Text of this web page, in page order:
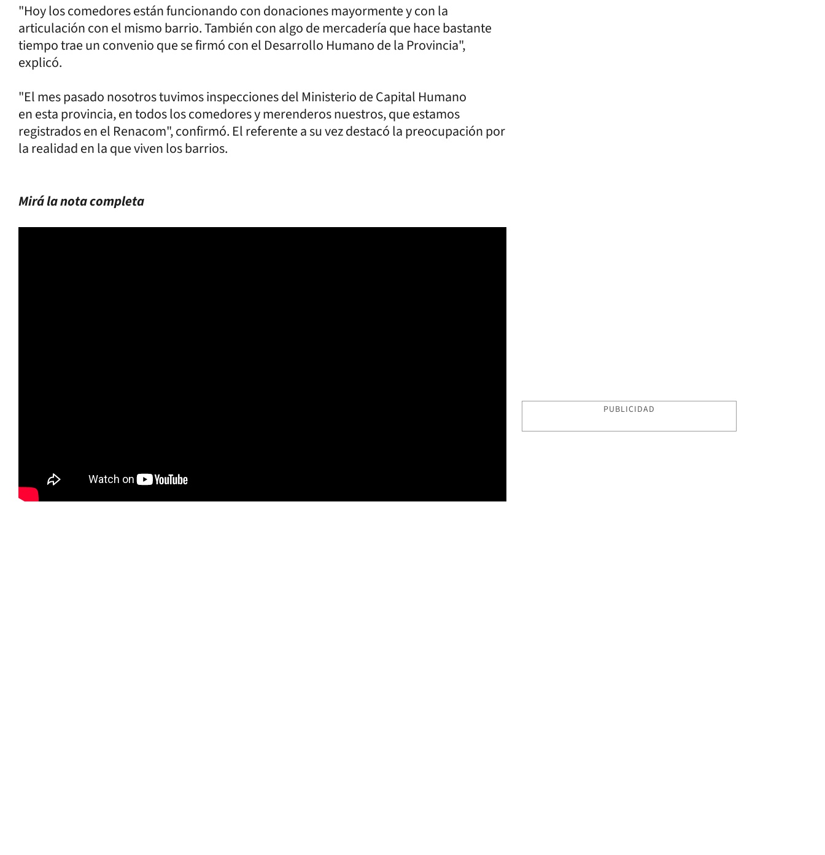
"Hoy los comedores están funcionando con donaciones mayormente y con la
articulación con el mismo barrio. También con algo de mercadería que hace bastante
tiempo trae un convenio que se firmó con el Desarrollo Humano de la Provincia",
explicó.
"El mes pasado nosotros tuvimos inspecciones del Ministerio de Capital Humano
en esta provincia, en todos los comedores y merenderos nuestros, que estamos
registrados en el Renacom", confirmó. El referente a su vez destacó la preocupación por
la realidad en la que viven los barrios.
Mirá la nota completa
PUBLICIDAD